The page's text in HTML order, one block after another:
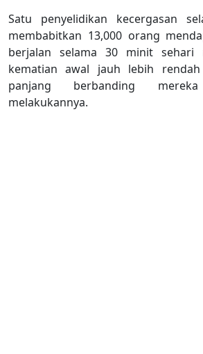
Satu penyelidikan kecergasan
membabitkan 13,000 orang
berjalan selama 30 minit sehari
kematian awal jauh lebih
panjang berbanding
melakukannya.